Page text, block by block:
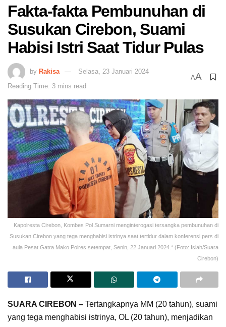
Fakta-fakta Pembunuhan di
Susukan Cirebon, Suami
Habisi Istri Saat Tidur Pulas
by Rakisa
Selasa, 23 Januari 2024
Reading Time: 3 mins read
AA
Kapolresta Cirebon, Kombes Pol Sumarni menginterogasi tersangka pembunuhan di
Susukan Cirebon yang tega menghabisi istrinya saat tertidur dalam konferensi pers di
aula Pesat Gatra Mako Polres setempat, Senin, 22 Januari 2024.* (Foto: Islah/Suara
Cirebon)
SUARA CIREBON – Tertangkapnya MM (20 tahun), suami
yang tega menghabisi istrinya, OL (20 tahun), menjadikan